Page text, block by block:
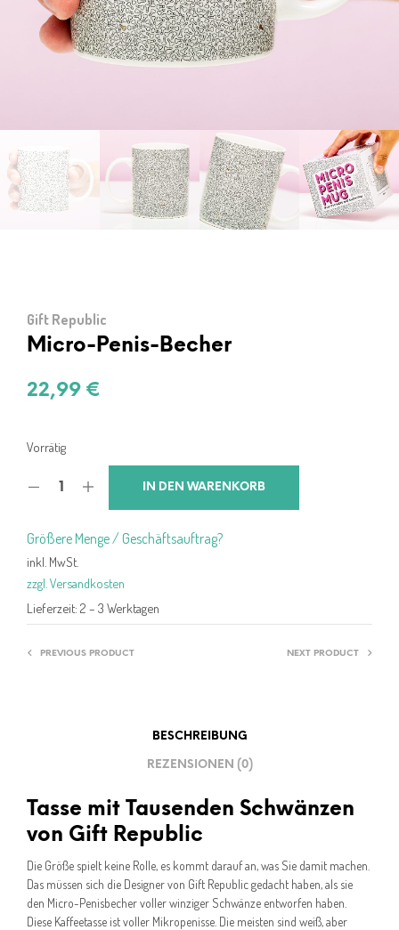
Gift Republic
Micro-Penis-Becher
22,99 €
Vorrätig
IN DEN WARENKORB
Größere Menge / Geschäftsauftrag?
inkl. MwSt.
zzgl. Versandkosten
Lieferzeit: 2 – 3 Werktagen
PREVIOUS PRODUCT NEXT PRODUCT
BESCHREIBUNG
REZENSIONEN (0)
Tasse mit Tausenden Schwänzen
von Gift Republic
Die Größe spielt keine Rolle, es kommt darauf an, was Sie damit machen.
Das müssen sich die Designer von Gift Republic gedacht haben, als sie
den Micro-Penisbecher voller winziger Schwänze entworfen haben.
Diese Kaffeetasse ist voller Mikropenisse. Die meisten sind weiß, aber